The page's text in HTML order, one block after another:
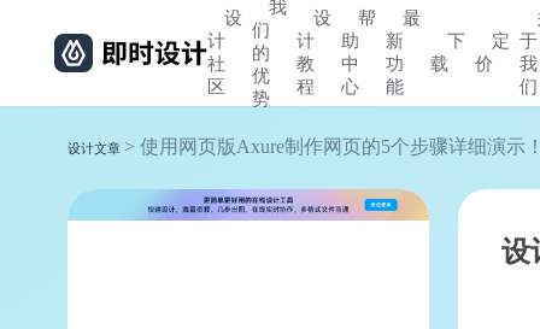
设
计
社
区
我
们
的
优
势
设
计
教
程
帮
助
中
心
最
新
功
能
下
载
定
价
于
我
们
设计文章 > 使用网页版Axure制作网页的5个步骤详细演示
设